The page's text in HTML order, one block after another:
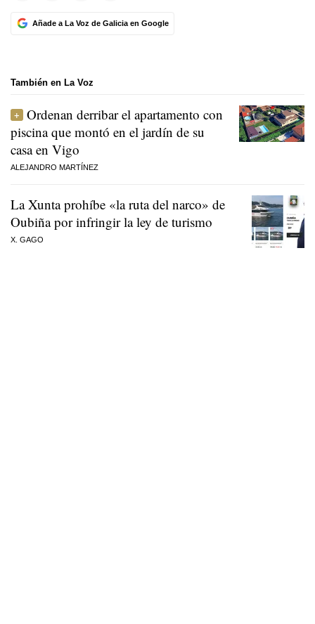
Añade a La Voz de Galicia en Google
También en La Voz
Ordenan derribar el apartamento con
piscina que montó en el jardín de su
casa en Vigo
ALEJANDRO MARTÍNEZ
La Xunta prohíbe «la ruta del narco» de
Oubiña por infringir la ley de turismo
X. GAGO